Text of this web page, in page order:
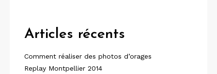
Articles récents
Comment réaliser des photos d’orages
Replay Montpellier 2014